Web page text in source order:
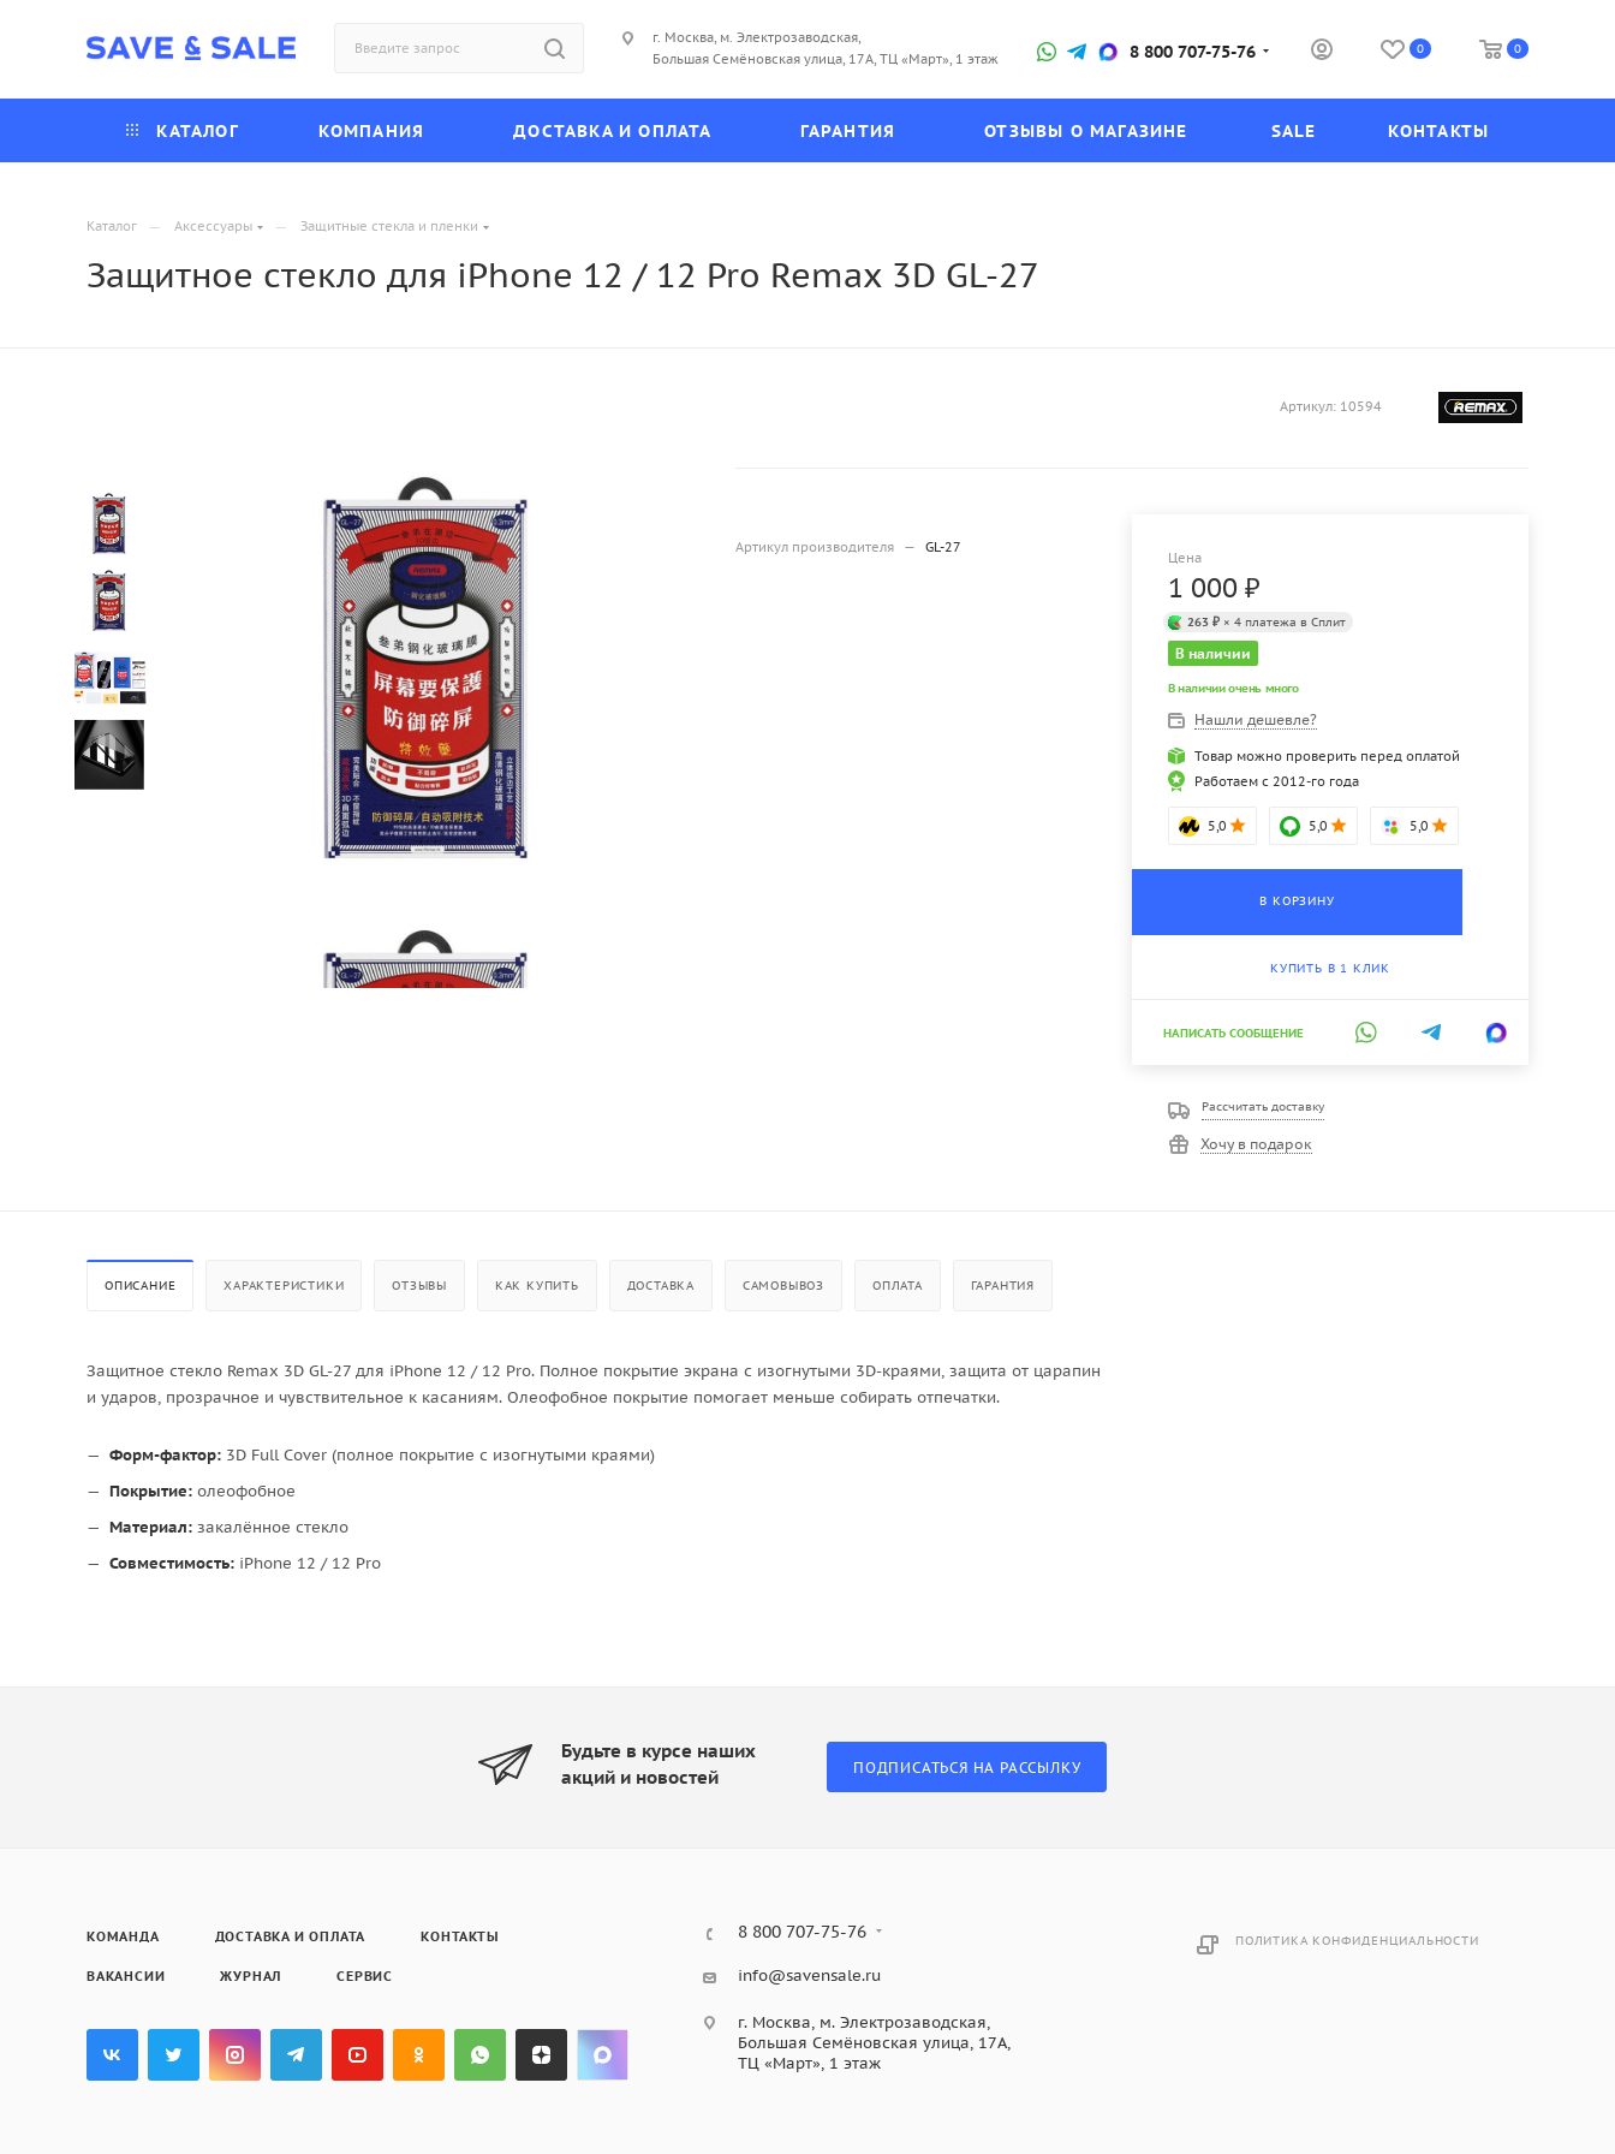
г. Москва, м. Электрозаводская,
Большая Семёновская улица, 17А, ТЦ «Март», 1 этаж
8 800 707-75-76 0 0
КАТАЛОГ КОМПАНИЯ ДОСТАВКА И ОПЛАТА ГАРАНТИЯ ОТЗЫВЫ О МАГАЗИНЕ SALE КОНТАКТЫ
Каталог — Аксессуары — Защитные стекла и пленки
Защитное стекло для iPhone 12 / 12 Pro Remax 3D GL-27
Артикул: 10594
Артикул производителя — GL-27
Цена
1 000 ₽
263 ₽ × 4 платежа в Сплит
В наличии
В наличии очень много
Нашли дешевле?
Товар можно проверить перед оплатой
Работаем с 2012-го года
5,0 5,0 5,0
В КОРЗИНУ
КУПИТЬ В 1 КЛИК
НАПИСАТЬ СООБЩЕНИЕ
Рассчитать доставку
Хочу в подарок
ОПИСАНИЕ ХАРАКТЕРИСТИКИ ОТЗЫВЫ КАК КУПИТЬ ДОСТАВКА САМОВЫВОЗ ОПЛАТА ГАРАНТИЯ
Защитное стекло Remax 3D GL-27 для iPhone 12 / 12 Pro. Полное покрытие экрана с изогнутыми 3D-краями, защита от царапин
и ударов, прозрачное и чувствительное к касаниям. Олеофобное покрытие помогает меньше собирать отпечатки.
Форм-фактор: 3D Full Cover (полное покрытие с изогнутыми краями)
Покрытие: олеофобное
Материал: закалённое стекло
Совместимость: iPhone 12 / 12 Pro
Будьте в курсе наших
акций и новостей
ПОДПИСАТЬСЯ НА РАССЫЛКУ
КОМАНДА ДОСТАВКА И ОПЛАТА КОНТАКТЫ
ВАКАНСИИ ЖУРНАЛ СЕРВИС
8 800 707-75-76
info@savensale.ru
г. Москва, м. Электрозаводская,
Большая Семёновская улица, 17А,
ТЦ «Март», 1 этаж
ПОЛИТИКА КОНФИДЕНЦИАЛЬНОСТИ